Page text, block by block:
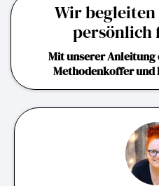
Wir
persönlich
Mit unserer
Methodenkoffer